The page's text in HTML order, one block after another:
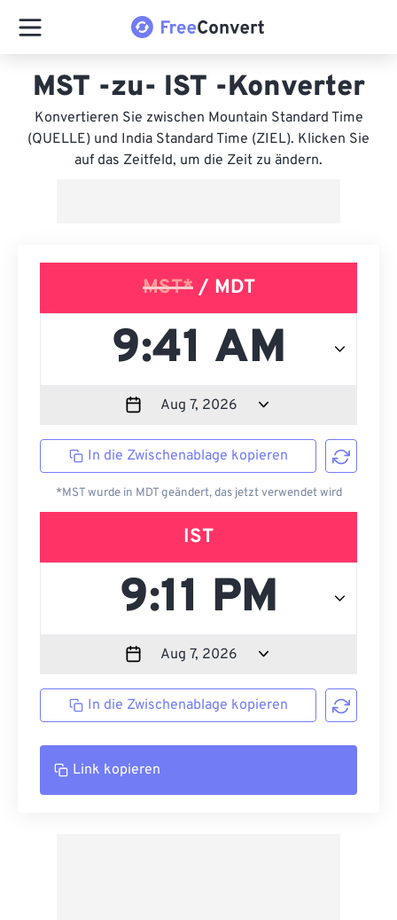
MST -zu- IST -Konverter
Konvertieren Sie zwischen Mountain Standard Time
(QUELLE) und India Standard Time (ZIEL). Klicken Sie
auf das Zeitfeld, um die Zeit zu ändern.
MST*/ MDT
In die Zwischenablage kopieren
*MST wurde in MDT geändert, das jetzt verwendet wird
IST
In die Zwischenablage kopieren
Link kopieren